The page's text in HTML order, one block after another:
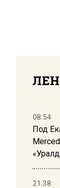
08:54
Под
21:38